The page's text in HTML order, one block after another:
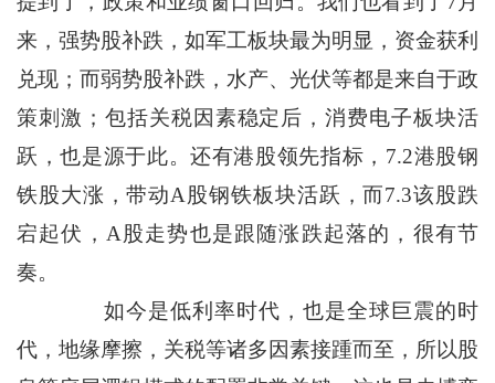
来，强势股补跌，如军工板块最为明显，资金获利
兑现；而弱势股补跌，水产、光伏等都是来自于政
策刺激；包括关税因素稳定后，消费电子板块活
跃，也是源于此。还有港股领先指标，7.2港股钢
铁股大涨，带动A股钢铁板块活跃，而7.3该股跌
宕起伏，A股走势也是跟随涨跌起落的，很有节
奏。
如今是低利率时代，也是全球巨震的时
代，地缘摩擦，关税等诸多因素接踵而至，所以股